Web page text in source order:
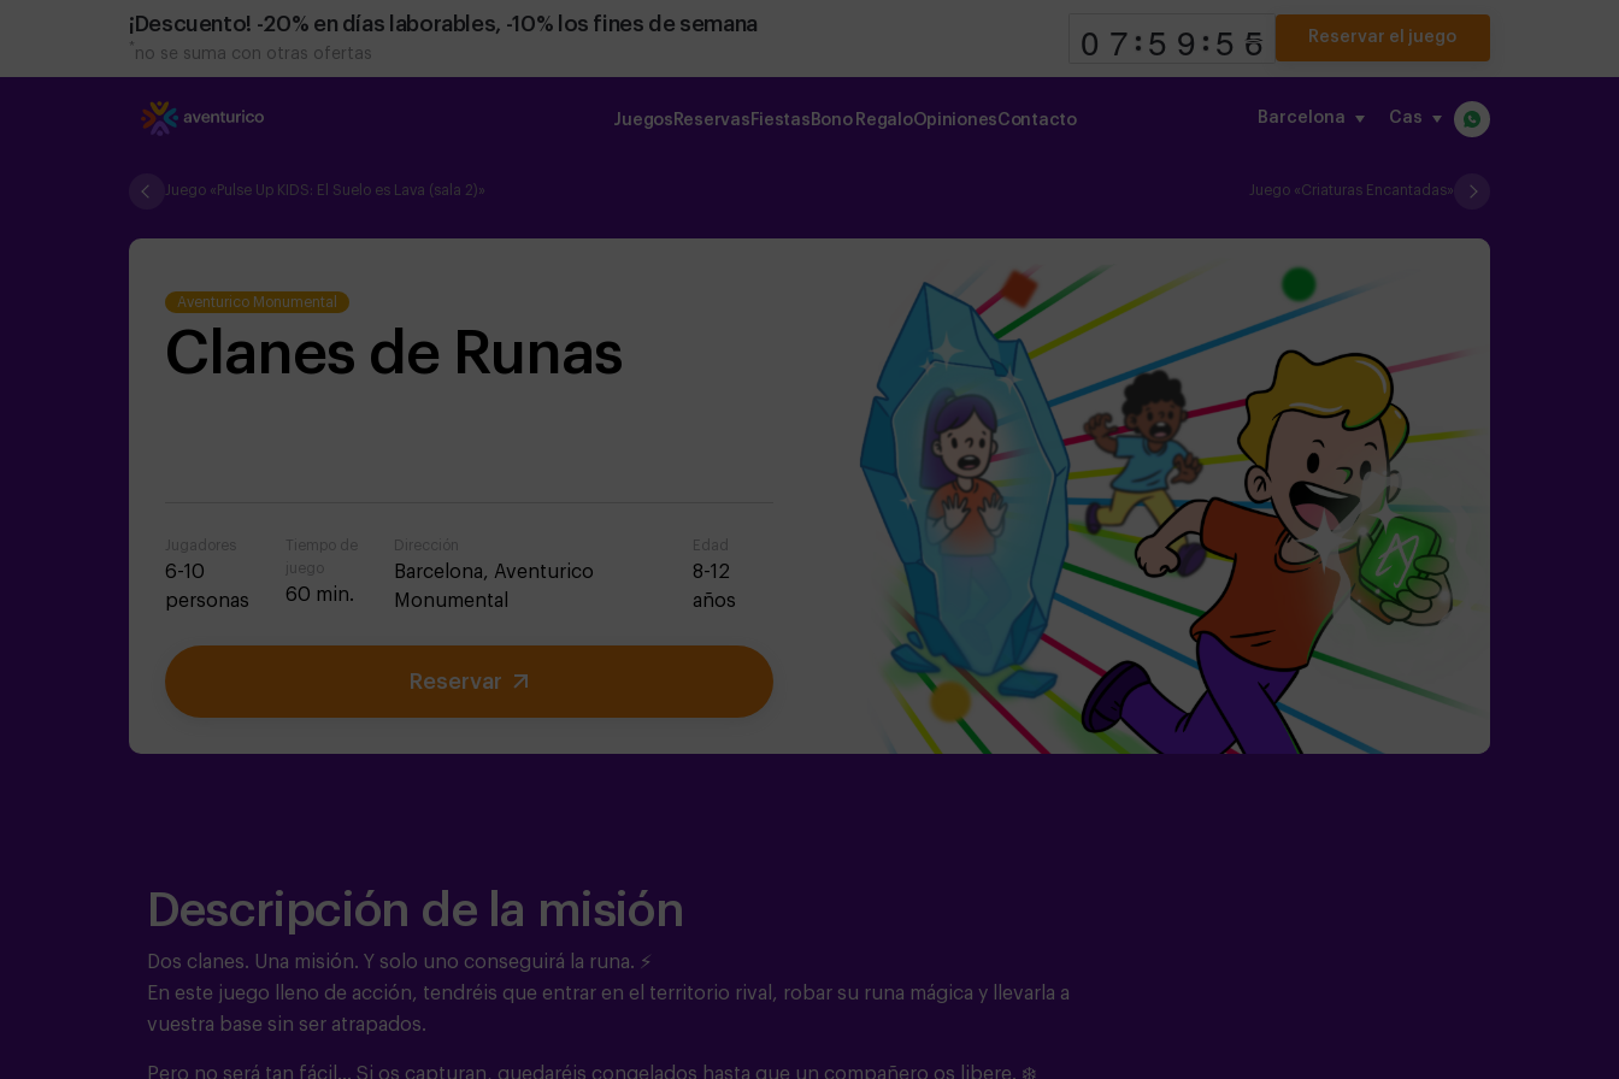
¡Descuento! -20% en días laborables, -10% los fines de semana
* no se suma con otras ofertas
Reservar el juego
Barcelona cas
Juegos Reservas Fiestas Bono RegaloOpinionesContacto
Juego «Pulse Up KIDS: El Suelo es Lava (sala 2)» Juego «Criaturas Encantadas»
Aventurico Monumental
Clanes de Runas
Jugadores
6-10
personas
Tiempo de
juego
60 min.
Dirección
Barcelona, Aventurico
Monumental
Edad
8-12
años
Reservar
Descripción de la misión
Dos clanes. Una misión. Y solo uno conseguirá la runa. ⚡
En este juego lleno de acción, tendréis que entrar en el territorio rival, robar su runa mágica y llevarla a
vuestra base sin ser atrapados.
Pero no será tan fácil… Si os capturan, quedaréis congelados hasta que un compañero os libere. ❄️